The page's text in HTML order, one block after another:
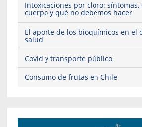
Intoxicaciones por cloro: síntomas,
cuerpo y qué no debemos hacer
El aporte de los bioquímicos en el
salud
Covid y transporte público
Consumo de frutas en Chile